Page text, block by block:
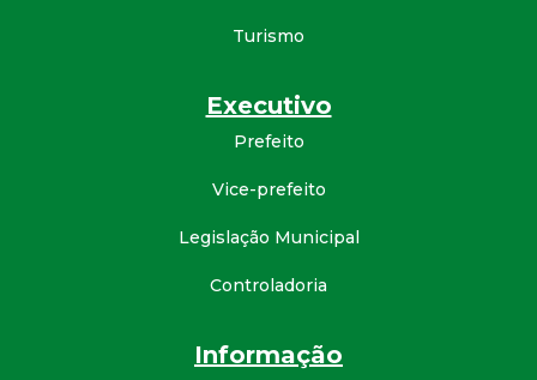
Turismo
Executivo
Prefeito
Vice-prefeito
Legislação Municipal
Controladoria
Informação